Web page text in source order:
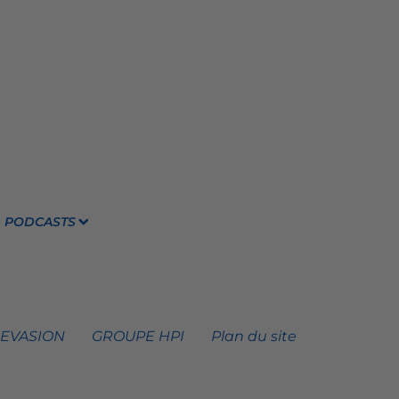
PODCASTS
GROUPE HPI Plan du site